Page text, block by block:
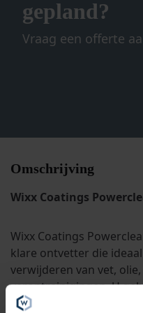
gepland?
Vraag een offerte
Omschrijving
Wixx Coatings
Wixx Coatings
klare ontvetter die
verwijderen van vet,
verontreinigingen. U
geschikt voor